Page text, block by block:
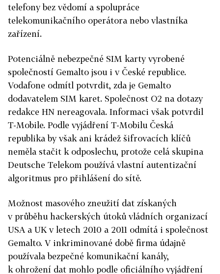
telefony bez vědomí a spolupráce
telekomunikačního operátora nebo vlastníka
zařízení.
Potenciálně nebezpečné SIM karty vyrobené
společností Gemalto jsou i v České republice.
Vodafone odmítl potvrdit, zda je Gemalto
dodavatelem SIM karet. Společnost O2 na dotazy
redakce HN nereagovala. Informaci však potvrdil
T-Mobile. Podle vyjádření T-Mobilu Česká
republika by však ani krádež šifrovacích klíčů
neměla stačit k odposlechu, protože celá skupina
Deutsche Telekom používá vlastní autentizační
algoritmus pro přihlášení do sítě.
Možnost masového zneužití dat získaných
v průběhu hackerských útoků vládních organizací
USA a UK v letech 2010 a 2011 odmítá i společnost
Gemalto. V inkriminované době firma údajně
používala bezpečné komunikační kanály,
k ohrožení dat mohlo podle oficiálního vyjádření